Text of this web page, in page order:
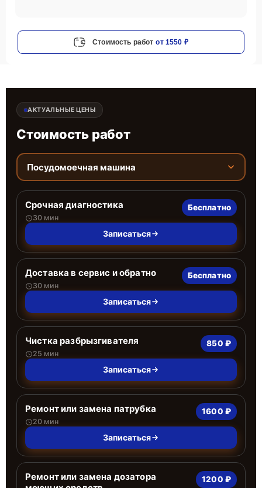
Стоимость работ от 1550 ₽
АКТУАЛЬНЫЕ ЦЕНЫ
Стоимость работ
Посудомоечная машина
Срочная диагностика
30 мин
Бесплатно
Записаться
Доставка в сервис и обратно
30 мин
Бесплатно
Записаться
Чистка разбрызгивателя
25 мин
850 ₽
Записаться
Ремонт или замена патрубка
20 мин
1600 ₽
Записаться
Ремонт или замена дозатора
1200 ₽